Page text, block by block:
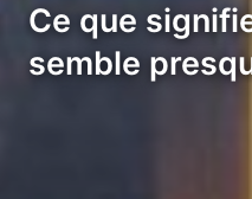
Ce que
semble